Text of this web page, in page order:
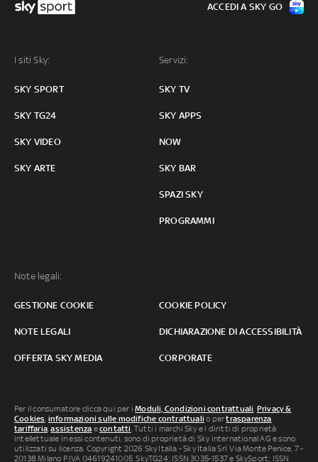
I siti Sky:
SKY SPORT
SKY TG24
SKY VIDEO
SKY ARTE
Servizi:
SKY TV
SKY APPS
NOW
SKY BAR
SPAZI SKY
PROGRAMMI
Note legali:
GESTIONE COOKIE COOKIE POLICY
NOTE LEGALI DICHIARAZIONE DI ACCESSIBILITÀ
OFFERTA SKY MEDIA CORPORATE
ACCEDI A SKY GO
Per il consumatore clicca qui per iModuli, Condizioni contrattuali, Privacy &
Cookies, informazioni sulle modifiche contrattuali o pertrasparenza
tariffaria,assistenza econtatti. Tutti i marchi Sky e i diritti di proprietà
intellettuale in essi contenuti, sono di proprietà di Sky international AG e sono
utilizzati su licenza. Copyright 2026 Sky Italia - Sky Italia Srl Via Monte Penice, 7 -
20138 Milano P.IVA 04619241005. SkyTG24: ISSN 3035-1537 e SkySport: ISSN